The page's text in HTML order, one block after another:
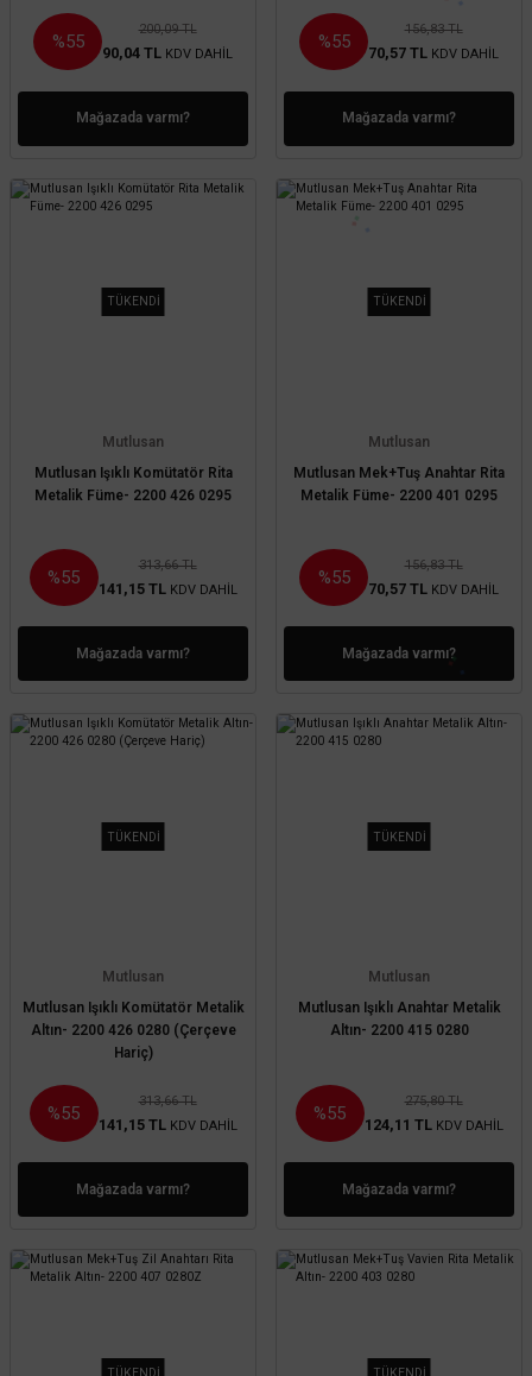
%55
200,09 TL
90,04 TL KDV DAHİL
Mağazada varmı?
%55
156,83 TL
70,57 TL KDV DAHİL
Mağazada varmı?
TÜKENDİ
Mutlusan
Mutlusan Işıklı Komütatör Rita
Metalik Füme- 2200 426 0295
%55
313,66 TL
141,15 TL KDV DAHİL
Mağazada varmı?
TÜKENDİ
Mutlusan
Mutlusan Mek+Tuş Anahtar Rita
Metalik Füme- 2200 401 0295
%55
156,83 TL
70,57 TL KDV DAHİL
Mağazada varmı?
TÜKENDİ
Mutlusan
Mutlusan Işıklı Komütatör Metalik
Altın- 2200 426 0280 (Çerçeve
Hariç)
%55
313,66 TL
141,15 TL KDV DAHİL
Mağazada varmı?
TÜKENDİ
Mutlusan
Mutlusan Işıklı Anahtar Metalik
Altın- 2200 415 0280
%55
275,80 TL
124,11 TL KDV DAHİL
Mağazada varmı?
TÜKENDİ TÜKENDİ